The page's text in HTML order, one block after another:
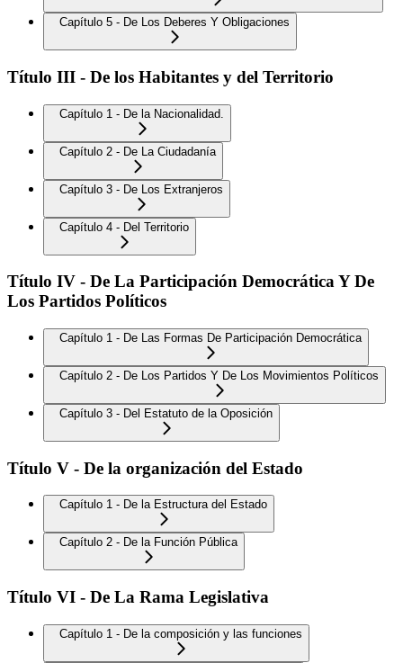
Capítulo 5 - De Los Deberes Y Obligaciones
Título III - De los Habitantes y del Territorio
Capítulo 1 - De la Nacionalidad.
Capítulo 2 - De La Ciudadanía
Capítulo 3 - De Los Extranjeros
Capítulo 4 - Del Territorio
Título IV - De La Participación Democrática Y De
Los Partidos Políticos
Capítulo 1 - De Las Formas De Participación Democrática
Capítulo 2 - De Los Partidos Y De Los Movimientos Políticos
Capítulo 3 - Del Estatuto de la Oposición
Título V - De la organización del Estado
Capítulo 1 - De la Estructura del Estado
Capítulo 2 - De la Función Pública
Título VI - De La Rama Legislativa
Capítulo 1 - De la composición y las funciones